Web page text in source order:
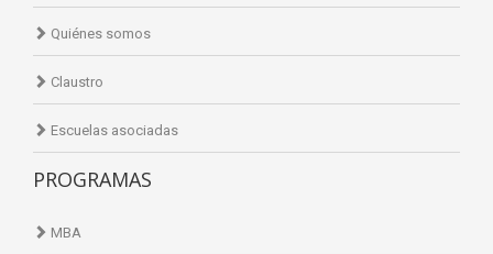
Quiénes somos
Claustro
Escuelas asociadas
PROGRAMAS
MBA